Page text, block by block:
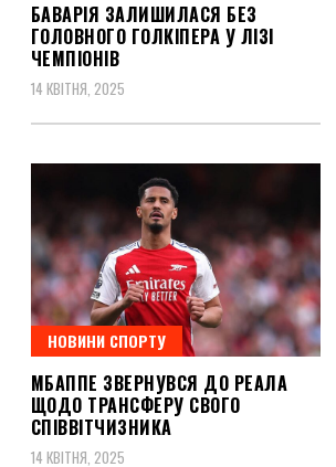
БАВАРІЯ ЗАЛИШИЛАСЯ БЕЗ
ГОЛОВНОГО ГОЛКІПЕРА У ЛІЗІ
ЧЕМПІОНІВ
14 КВІТНЯ, 2025
НОВИНИ СПОРТУ
МБАППЕ ЗВЕРНУВСЯ ДО РЕАЛА
ЩОДО ТРАНСФЕРУ СВОГО
СПІВВІТЧИЗНИКА
14 КВІТНЯ, 2025